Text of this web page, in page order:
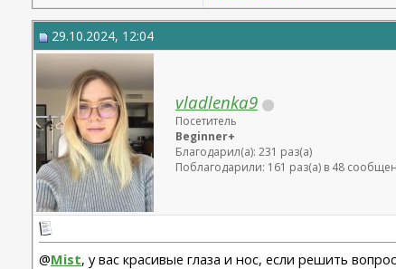
29.10.2024, 12:04
vladlenka9
Посетитель
Beginner+
Благодарил(а): 231 раз(а)
Поблагодарили: 161 раз(а) в 48
@Mist, у вас красивые глаза и нос, если решить